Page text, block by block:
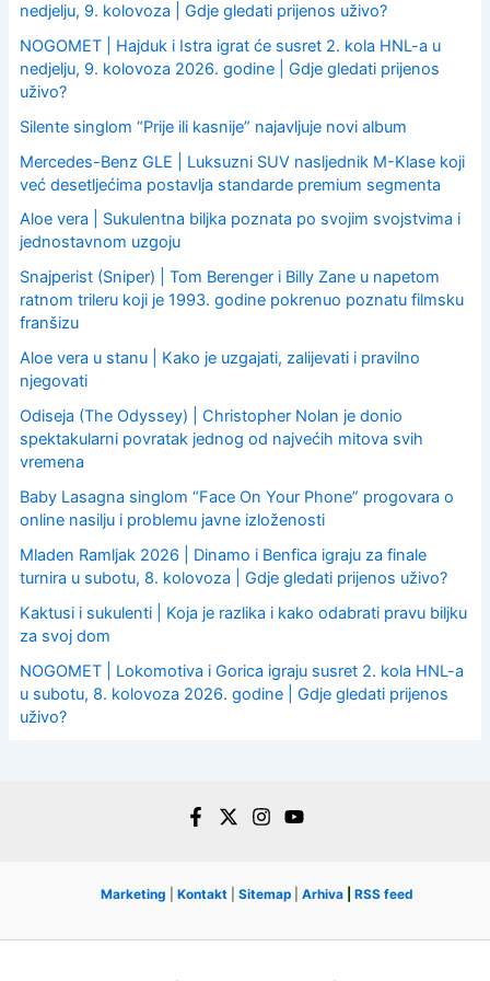
rnedjelju, 9. kolovoza | Gdje gledati prijenos uživo?
NOGOMET | Hajduk i Istra igrat će susret 2. kola HNL-a u
nedjelju, 9. kolovoza 2026. godine | Gdje gledati prijenos
uživo?
Silente singlom “Prije ili kasnije” najavljuje novi album
Mercedes-Benz GLE | Luksuzni SUV nasljednik M-Klase koji
već desetljećima postavlja standarde premium segmenta
Aloe vera | Sukulentna biljka poznata po svojim svojstvima i
jednostavnom uzgoju
Snajperist (Sniper) | Tom Berenger i Billy Zane u napetom
ratnom trileru koji je 1993. godine pokrenuo poznatu filmsku
franšizu
Aloe vera u stanu | Kako je uzgajati, zalijevati i pravilno
njegovati
Odiseja (The Odyssey) | Christopher Nolan je donio
spektakularni povratak jednog od najvećih mitova svih
vremena
Baby Lasagna singlom “Face On Your Phone” progovara o
online nasilju i problemu javne izloženosti
Mladen Ramljak 2026 | Dinamo i Benfica igraju za finale
turnira u subotu, 8. kolovoza | Gdje gledati prijenos uživo?
Kaktusi i sukulenti | Koja je razlika i kako odabrati pravu biljku
za svoj dom
NOGOMET | Lokomotiva i Gorica igraju susret 2. kola HNL-a
u subotu, 8. kolovoza 2026. godine | Gdje gledati prijenos
uživo?
Marketing Kontakt Sitemap Arhiva RSS feed